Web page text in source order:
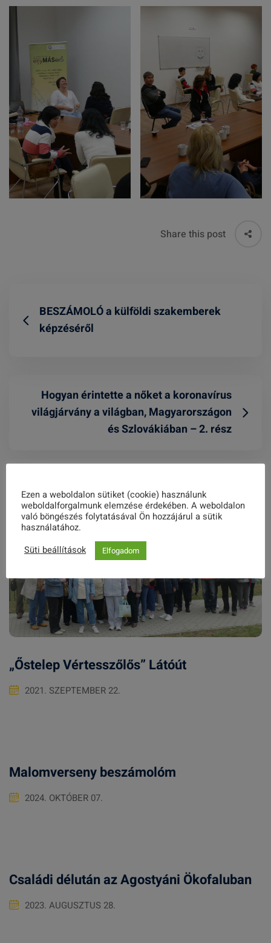
Share this post
BESZÁMOLÓ a külföldi szakemberek
képzéséről
Hogyan érintette a nőket a koronavírus
világjárvány a világban, Magyarországon
és Szlovákiában – 2. rész
Related Posts
„Őstelep Vértesszőlős” Látóút
2021. SZEPTEMBER 22.
Malomverseny beszámolóm
2024. OKTÓBER 07.
Családi délután az Agostyáni Ökofaluban
2023. AUGUSZTUS 28.
Ezen a weboldalon sütiket (cookie) használunk
weboldalforgalmunk elemzése érdekében. A weboldalon
való böngészés folytatásával Ön hozzájárul a sütik
használatához.
Süti beállítások
Elfogadom